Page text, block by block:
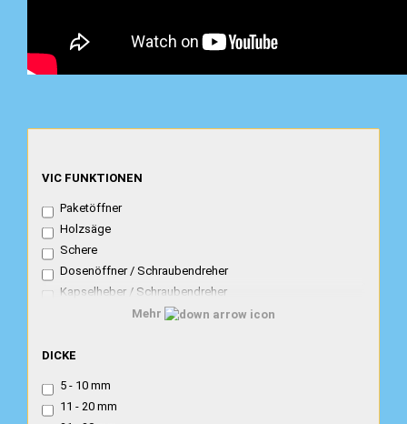
VIC
VIC FUNKTIONEN
Paketöffner
Holzsäge
Schere
Dosenöffner / Schraubendreher
Kapselheber / Schraubendreher
Metallsäge- / feile
Mehr
DICKE
DICKE
5 - 10 mm
11 - 20 mm